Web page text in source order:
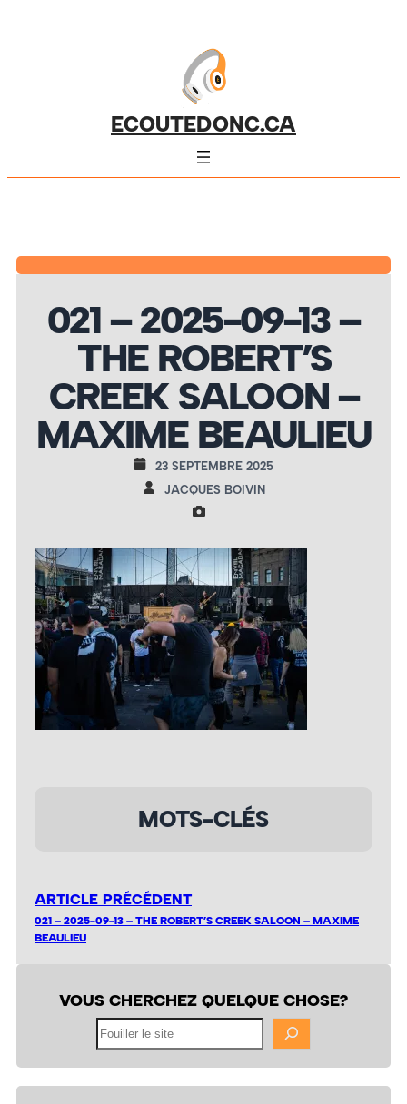
ECOUTEDONC.CA
021 – 2025-09-13 –
THE ROBERT’S
CREEK SALOON –
MAXIME BEAULIEU
23 SEPTEMBRE 2025
JACQUES BOIVIN
MOTS-CLÉS
ARTICLE PRÉCÉDENT
021 – 2025-09-13 – THE ROBERT’S CREEK SALOON – MAXIME
BEAULIEU
VOUS CHERCHEZ QUELQUE CHOSE?